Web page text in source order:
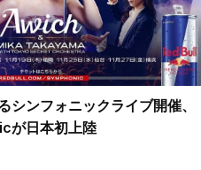
ンフォニックライブ開催、
が日本初上陸